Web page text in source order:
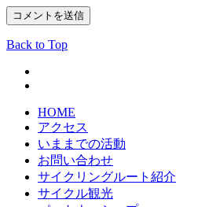
Back to Top
HOME
アクセス
いままでの活動
お問い合わせ
サイクリングルート紹介
サイクル観光